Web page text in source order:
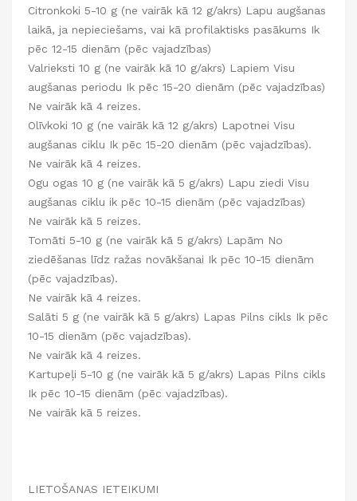
Citronkoki 5-10 g (ne vairāk kā 12 g/akrs) Lapu augšanas
laikā, ja nepieciešams, vai kā profilaktisks pasākums Ik
pēc 12-15 dienām (pēc vajadzības)
Valrieksti 10 g (ne vairāk kā 10 g/akrs) Lapiem Visu
augšanas periodu Ik pēc 15-20 dienām (pēc vajadzības)
Ne vairāk kā 4 reizes.
Olīvkoki 10 g (ne vairāk kā 12 g/akrs) Lapotnei Visu
augšanas ciklu Ik pēc 15-20 dienām (pēc vajadzības).
Ne vairāk kā 4 reizes.
Ogu ogas 10 g (ne vairāk kā 5 g/akrs) Lapu ziedi Visu
augšanas ciklu ik pēc 10-15 dienām (pēc vajadzības)
Ne vairāk kā 5 reizes.
Tomāti 5-10 g (ne vairāk kā 5 g/akrs) Lapām No
ziedēšanas līdz ražas novākšanai Ik pēc 10-15 dienām
(pēc vajadzības).
Ne vairāk kā 4 reizes.
Salāti 5 g (ne vairāk kā 5 g/akrs) Lapas Pilns cikls Ik pēc
10-15 dienām (pēc vajadzības).
Ne vairāk kā 4 reizes.
Kartupeļi 5-10 g (ne vairāk kā 5 g/akrs) Lapas Pilns cikls
Ik pēc 10-15 dienām (pēc vajadzības).
Ne vairāk kā 5 reizes.
LIETOŠANAS IETEIKUMI